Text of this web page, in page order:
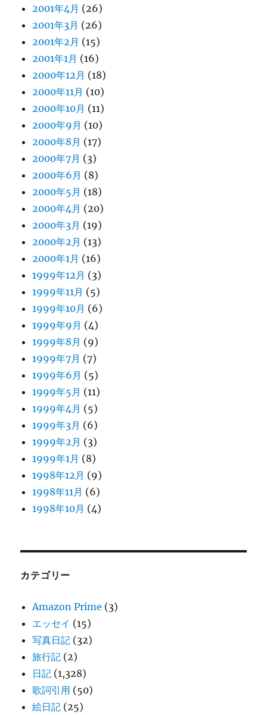
2001年4月 (26)
2001年3月 (26)
2001年2月 (15)
2001年1月 (16)
2000年12月 (18)
2000年11月 (10)
2000年10月 (11)
2000年9月 (10)
2000年8月 (17)
2000年7月 (3)
2000年6月 (8)
2000年5月 (18)
2000年4月 (20)
2000年3月 (19)
2000年2月 (13)
2000年1月 (16)
1999年12月 (3)
1999年11月 (5)
1999年10月 (6)
1999年9月 (4)
1999年8月 (9)
1999年7月 (7)
1999年6月 (5)
1999年5月 (11)
1999年4月 (5)
1999年3月 (6)
1999年2月 (3)
1999年1月 (8)
1998年12月 (9)
1998年11月 (6)
1998年10月 (4)
カテゴリー
Amazon Prime (3)
エッセイ (15)
写真日記 (32)
旅行記 (2)
日記 (1,328)
歌詞引用 (50)
絵日記 (25)